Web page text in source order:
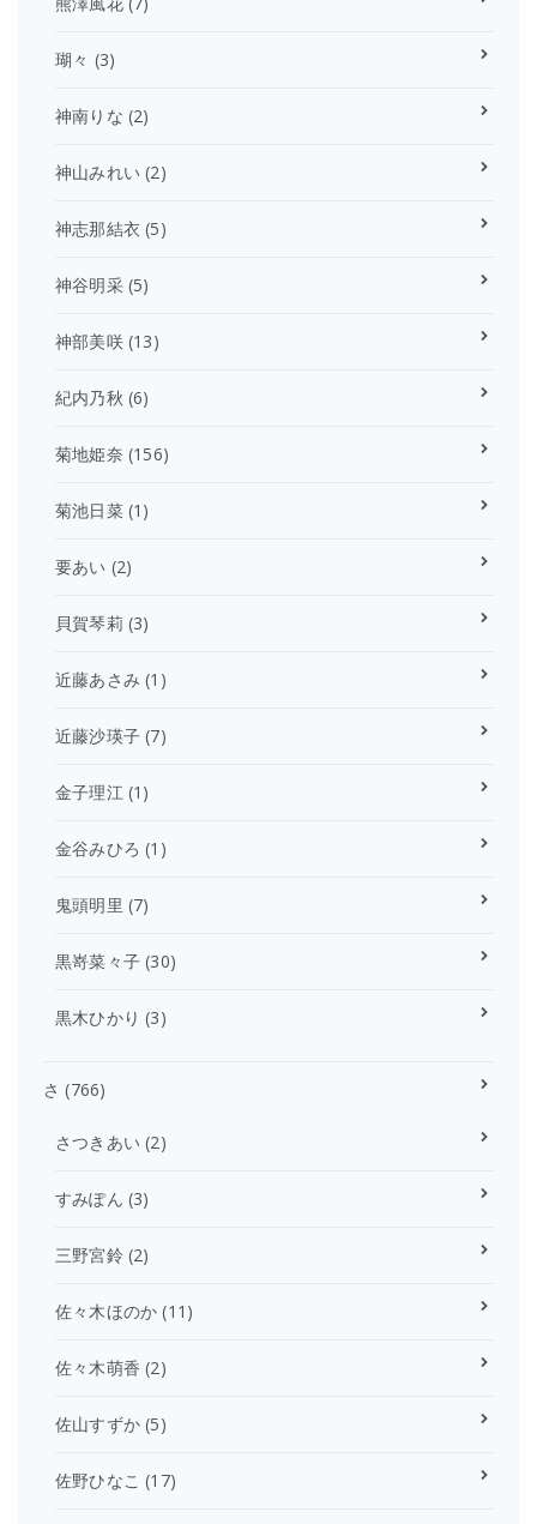
瑚々 (3)
神南りな (2)
神山みれい (2)
神志那結衣 (5)
神谷明采(5)
神部美咲(13)
紀内乃秋 (6)
菊地姫奈 (156)
菊池日菜(1)
要あい (2)
貝賀琴莉 (3)
近藤あさみ (1)
近藤沙瑛子 (7)
金子理江(1)
金谷みひろ (1)
鬼頭明里 (7)
黒嵜菜々子 (30)
黒木ひかり (3)
さ (766)
さつきあい (2)
すみぽん (3)
三野宮鈴(2)
佐々木ほのか (11)
佐々木萌香 (2)
佐山すずか (5)
佐野ひなこ (17)